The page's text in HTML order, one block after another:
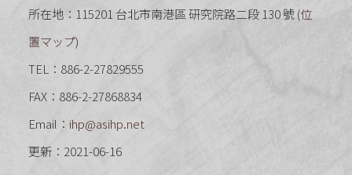
所在地：115201 台北市南港區 研究院路二段 130 號 (位
置マップ)
TEL：886-2-27829555
FAX：886-2-27868834
Email： ihp@asihp.net
更新：2021-06-16